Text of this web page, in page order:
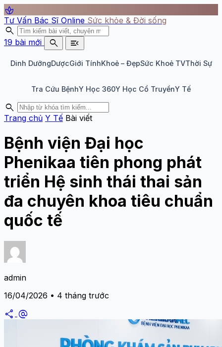
spa
Tư Vấn Bác Sĩ Online Sức khỏe & Đời sống
search
19 bài mới search menu_open
Dinh DưỡngDượcGiới TínhKhoẻ – ĐẹpSức Khoẻ TVThời Sự
Tra Cứu BệnhY Học 360Y Học Cổ TruyềnY Tế
search
Trang chủ Y Tế Bài viết
Bệnh viện Đại học
Phenikaa tiên phong phát
triển Hệ sinh thái thai sản
đa chuyên khoa tiêu chuẩn
quốc tế
admin
16/04/2026 • 4 tháng trước
share alternate_email